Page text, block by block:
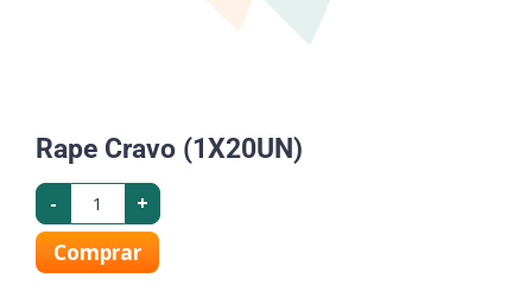
Rape Cravo (1X20UN)
- +
Comprar